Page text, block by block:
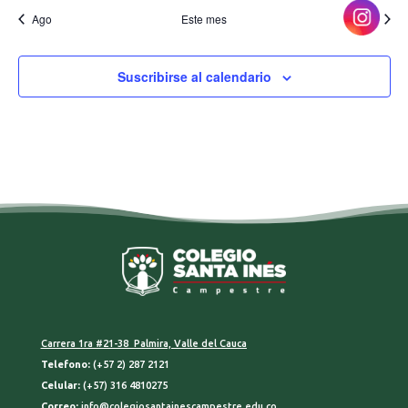
eventos,
Ago Este mes Oct
Suscribirse al calendario
Carrera 1ra #21-38 Palmira, Valle del Cauca
Telefono:(+57 2) 287 2121
Celular:(+57) 316 4810275